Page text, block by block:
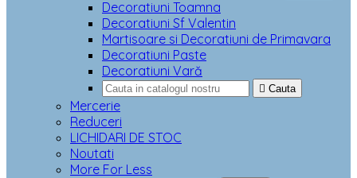
Decoratiuni Toamna
Decoratiuni Sf Valentin
Martisoare si Decoratiuni de Primavara
Decoratiuni Paste
Decoratiuni Vară
 Cauta
Mercerie
Reduceri
LICHIDARI DE STOC
Noutati
More For Less